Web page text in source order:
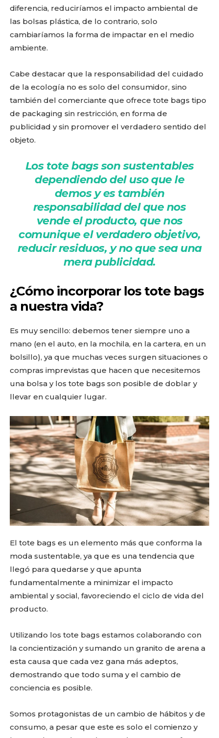
diferencia, reduciríamos el impacto ambiental de
las bolsas plástica, de lo contrario, solo
cambiaríamos la forma de impactar en el medio
ambiente.
Cabe destacar que la responsabilidad del cuidado
de la ecología no es solo del consumidor, sino
también del comerciante que ofrece tote bags tipo
de packaging sin restricción, en forma de
publicidad y sin promover el verdadero sentido del
objeto.
Los tote bags son sustentables
dependiendo del uso que le
demos y es también
responsabilidad del que nos
vende el producto, que nos
comunique el verdadero objetivo,
reducir residuos, y no que sea una
mera publicidad.
¿Cómo incorporar los tote bags
a nuestra vida?
Es muy sencillo: debemos tener siempre uno a
mano (en el auto, en la mochila, en la cartera, en un
bolsillo), ya que muchas veces surgen situaciones o
compras imprevistas que hacen que necesitemos
una bolsa y los tote bags son posible de doblar y
llevar en cualquier lugar.
El tote bags es un elemento más que conforma la
moda sustentable, ya que es una tendencia que
llegó para quedarse y que apunta
fundamentalmente a minimizar el impacto
ambiental y social, favoreciendo el ciclo de vida del
producto.
Utilizando los tote bags estamos colaborando con
la concientización y sumando un granito de arena a
esta causa que cada vez gana más adeptos,
demostrando que todo suma y el cambio de
conciencia es posible.
Somos protagonistas de un cambio de hábitos y de
consumo, a pesar que este es solo el comienzo y